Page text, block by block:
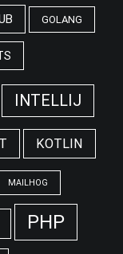
GOLANG
INTELLIJ
KOTLIN
MAILHOG
PHP